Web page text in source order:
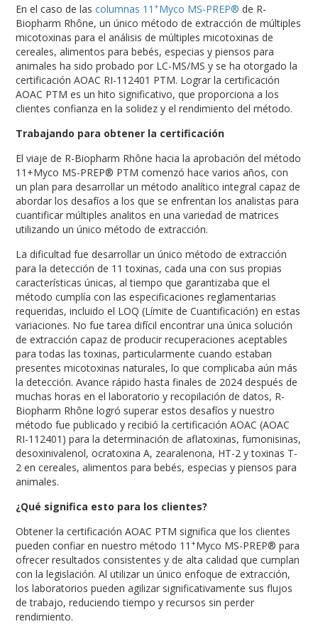
En el caso de lascolumnas 11 +Myco MS-PREP®de R-
Biopharm Rhône, un único método de extracción de múltiples
micotoxinas para el análisis de múltiples micotoxinas de
cereales, alimentos para bebés, especias y piensos para
animales ha sido probado por LC-MS/MS y se ha otorgado la
certificación AOAC RI-112401 PTM. Lograr la certificación
AOAC PTM es un hito significativo, que proporciona a los
clientes confianza en la solidez y el rendimiento del método.
Trabajando para obtener la certificación
El viaje de R-Biopharm Rhône hacia la aprobación del método
11+Myco MS-PREP® PTM comenzó hace varios años, con
un plan para desarrollar un método analítico integral capaz de
abordar los desafíos a los que se enfrentan los analistas para
cuantificar múltiples analitos en una variedad de matrices
utilizando un único método de extracción.
La dificultad fue desarrollar un único método de extracción
para la detección de 11 toxinas, cada una con sus propias
características únicas, al tiempo que garantizaba que el
método cumplía con las especificaciones reglamentarias
requeridas, incluido el LOQ (Límite de Cuantificación) en estas
variaciones. No fue tarea difícil encontrar una única solución
de extracción capaz de producir recuperaciones aceptables
para todas las toxinas, particularmente cuando estaban
presentes micotoxinas naturales, lo que complicaba aún más
la detección. Avance rápido hasta finales de 2024 después de
muchas horas en el laboratorio y recopilación de datos, R-
Biopharm Rhône logró superar estos desafíos y nuestro
método fue publicado y recibió la certificación AOAC (AOAC
RI-112401) para la determinación de aflatoxinas, fumonisinas,
desoxinivalenol, ocratoxina A, zearalenona, HT-2 y toxinas T-
2 en cereales, alimentos para bebés, especias y piensos para
animales.
¿Qué significa esto para los clientes?
Obtener la certificación AOAC PTM significa que los clientes
pueden confiar en nuestro método 11 +Myco MS-PREP® para
ofrecer resultados consistentes y de alta calidad que cumplan
con la legislación. Al utilizar un único enfoque de extracción,
los laboratorios pueden agilizar significativamente sus flujos
de trabajo, reduciendo tiempo y recursos sin perder
rendimiento.